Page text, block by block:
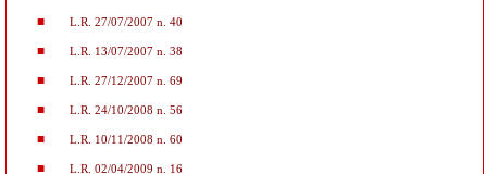
L.R. 27/07/2007 n. 40
L.R. 13/07/2007 n. 38
L.R. 27/12/2007 n. 69
L.R. 24/10/2008 n. 56
L.R. 10/11/2008 n. 60
L.R. 02/04/2009 n. 16